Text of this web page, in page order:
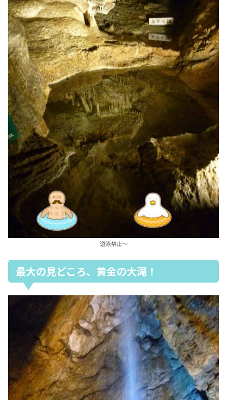
遊泳禁止～
最大の見どころ、黄金の大滝！